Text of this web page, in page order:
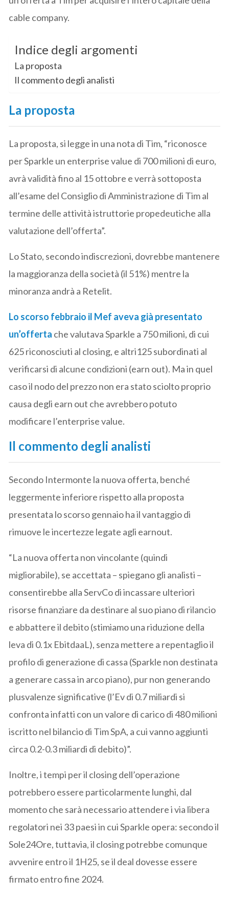
cable company.
Indice degli argomenti
La proposta
Il commento degli analisti
La proposta
La proposta, si legge in una nota di Tim, “riconosce
per Sparkle un enterprise value di 700 milioni di euro,
avrà validità fino al 15 ottobre e verrà sottoposta
all’esame del Consiglio di Amministrazione di Tim al
termine delle attività istruttorie propedeutiche alla
valutazione dell’offerta”.
Lo Stato, secondo indiscrezioni, dovrebbe mantenere
la maggioranza della società (il 51%) mentre la
minoranza andrà a Retelit.
Lo scorso febbraio il Mef aveva già presentato
un’offerta che valutava Sparkle a 750 milioni, di cui
625 riconosciuti al closing, e altri125 subordinati al
verificarsi di alcune condizioni (earn out). Ma in quel
caso il nodo del prezzo non era stato sciolto proprio
causa degli earn out che avrebbero potuto
modificare l’enterprise value.
Il commento degli analisti
Secondo Intermonte la nuova offerta, benché
leggermente inferiore rispetto alla proposta
presentata lo scorso gennaio ha il vantaggio di
rimuove le incertezze legate agli earnout.
“La nuova offerta non vincolante (quindi
migliorabile), se accettata – spiegano gli analisti –
consentirebbe alla ServCo di incassare ulteriori
risorse finanziare da destinare al suo piano di rilancio
e abbattere il debito (stimiamo una riduzione della
leva di 0.1x EbitdaaL), senza mettere a repentaglio il
profilo di generazione di cassa (Sparkle non destinata
a generare cassa in arco piano), pur non generando
plusvalenze significative (l’Ev di 0.7 miliardi si
confronta infatti con un valore di carico di 480 milioni
iscritto nel bilancio di Tim SpA, a cui vanno aggiunti
circa 0.2-0.3 miliardi di debito)”.
Inoltre, i tempi per il closing dell’operazione
potrebbero essere particolarmente lunghi, dal
momento che sarà necessario attendere i via libera
regolatori nei 33 paesi in cui Sparkle opera: secondo il
Sole24Ore, tuttavia, il closing potrebbe comunque
avvenire entro il 1H25, se il deal dovesse essere
firmato entro fine 2024.